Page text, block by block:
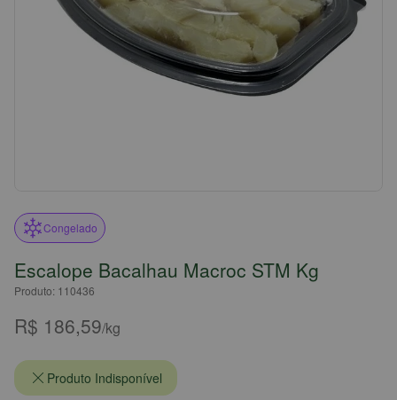
Congelado
Escalope Bacalhau Macroc STM Kg
Produto: 110436
R$ 186,59/kg
Produto Indisponível